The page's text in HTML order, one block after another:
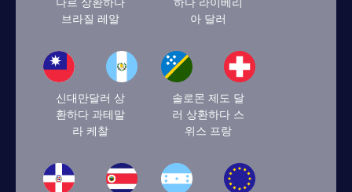
브라질 레알
아 달러
신대만달러 상
환하다 과테말
라 케찰
솔로몬 제도 달
러 상환하다 스
위스 프랑